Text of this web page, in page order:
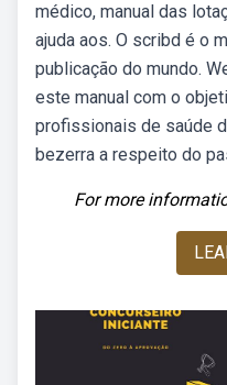
médico, manual das
ajuda aos. O scribd é o
publicação do mundo.
este manual com o
profissionais de saúde
bezerra a respeito do
For more